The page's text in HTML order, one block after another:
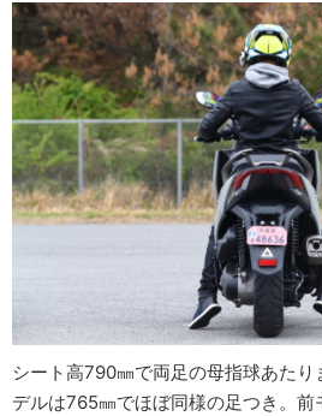
シート高790㎜で両足の母指球あたり
デルは765㎜でほぼ同様の足つき。前